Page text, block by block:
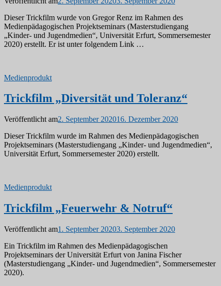
Dieser Trickfilm wurde von Gregor Renz im Rahmen des
Medienpädagogischen Projektseminars (Masterstudiengang
„Kinder- und Jugendmedien“, Universität Erfurt, Sommersemester
2020) erstellt. Er ist unter folgendem Link …
Medienprodukt
Trickfilm „Diversität und Toleranz“
Veröffentlicht am2. September 202016. Dezember 2020
Dieser Trickfilm wurde im Rahmen des Medienpädagogischen
Projektseminars (Masterstudiengang „Kinder- und Jugendmedien“,
Universität Erfurt, Sommersemester 2020) erstellt.
Medienprodukt
Trickfilm „Feuerwehr & Notruf“
Veröffentlicht am1. September 20203. September 2020
Ein Trickfilm im Rahmen des Medienpädagogischen
Projektseminars der Universität Erfurt von Janina Fischer
(Masterstudiengang „Kinder- und Jugendmedien“, Sommersemester
2020).